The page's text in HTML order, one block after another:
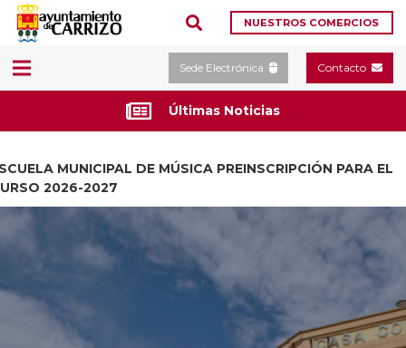
NUESTROS COMERCIOS
Sede Electrónica Contacto
Últimas Noticias
MUNICIPAL DE MÚSICA PREINSCRIPCIÓN PARA EL
2026-2027